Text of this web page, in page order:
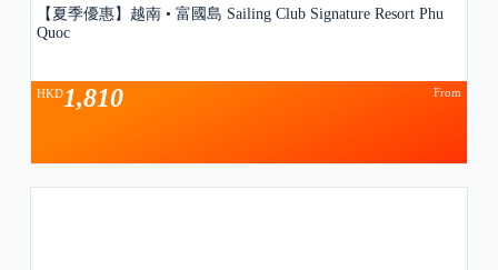
【夏季優惠】越南 • 富國島 Sailing Club Signature Resort Phu
Quoc
From
HKD1,810